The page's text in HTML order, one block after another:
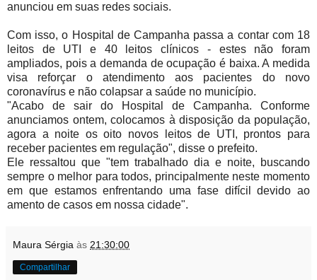
anunciou em suas redes sociais.
Com isso, o Hospital de Campanha passa a contar com 18
leitos de UTI e 40 leitos clínicos - estes não foram
ampliados, pois a demanda de ocupação é baixa. A medida
visa reforçar o atendimento aos pacientes do novo
coronavírus e não colapsar a saúde no município.
"Acabo de sair do Hospital de Campanha. Conforme
anunciamos ontem, colocamos à disposição da população,
agora a noite os oito novos leitos de UTI, prontos para
receber pacientes em regulação", disse o prefeito.
Ele ressaltou que "tem trabalhado dia e noite, buscando
sempre o melhor para todos, principalmente neste momento
em que estamos enfrentando uma fase difícil devido ao
amento de casos em nossa cidade".
Maura Sérgia às 21:30:00
Compartilhar